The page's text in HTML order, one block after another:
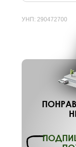
УНП: 290472700